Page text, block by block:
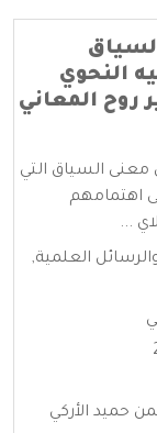
النحوي
روح المعاني
السياق التي
اهتمامهم
...
العلمية,
حميد الأركي